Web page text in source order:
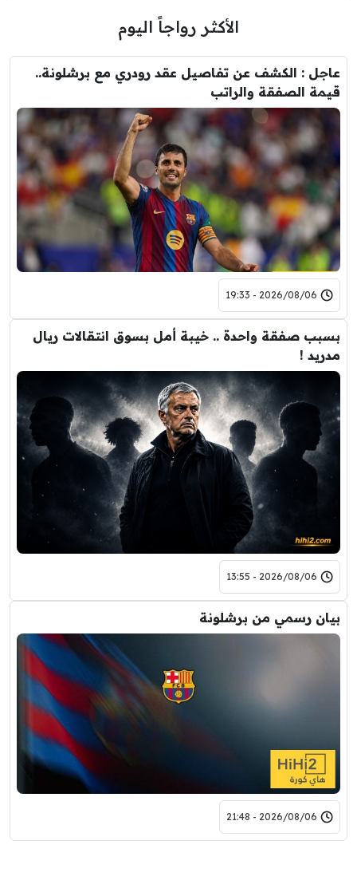
الأكثر رواجاً اليوم
عاجل : الكشف عن تفاصيل عقد رودري مع برشلونة..
قيمة الصفقة والراتب
2026/08/06 - 19:33
بسبب صفقة واحدة .. خيبة أمل بسوق انتقالات ريال
مدريد !
2026/08/06 - 13:55
بيان رسمي من برشلونة
2026/08/06 - 21:48